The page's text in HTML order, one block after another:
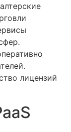
лицензий